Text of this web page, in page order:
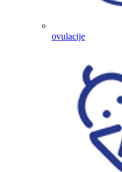
ovulacije